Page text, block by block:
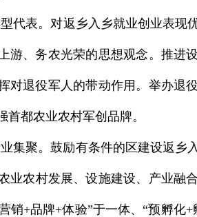
代表。对返乡入乡就业创业表现
游、务农光荣的思想观念。推进
对退役军人的带动作用。举办退
都农业农村军创品牌。
集聚。鼓励有条件的区建设返乡
业农村发展、设施建设、产业融
销+品牌+体验”于一体、“预孵化